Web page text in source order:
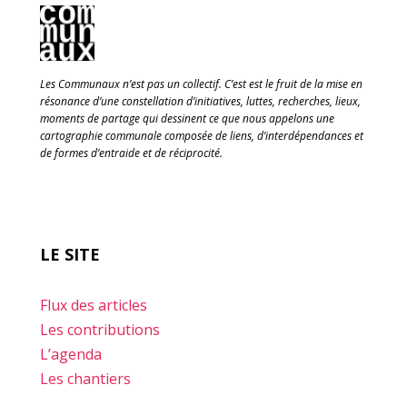
Les Communaux n’est pas un collectif. C’est est le fruit de la mise en
résonance d’une constellation d’initiatives, luttes, recherches, lieux,
moments de partage qui dessinent ce que nous appelons une
cartographie communale composée de liens, d’interdépendances et
de formes d’entraide et de réciprocité.
LE SITE
Flux des articles
Les contributions
L’agenda
Les chantiers